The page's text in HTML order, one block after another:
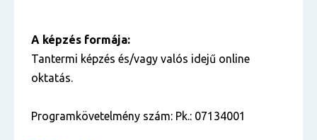
A képzés formája:
Tantermi képzés és/vagy valós idejű online
oktatás.
Programkövetelmény szám: Pk.: 07134001